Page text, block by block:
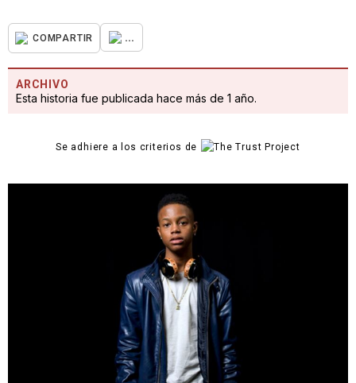
COMPARTIR ...
ARCHIVO
Esta historia fue publicada hace más de 1 año.
Se adhiere a los criterios de